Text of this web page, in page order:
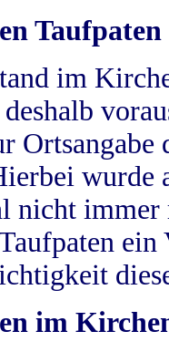
Taufpaten
im
wurde
nicht
im